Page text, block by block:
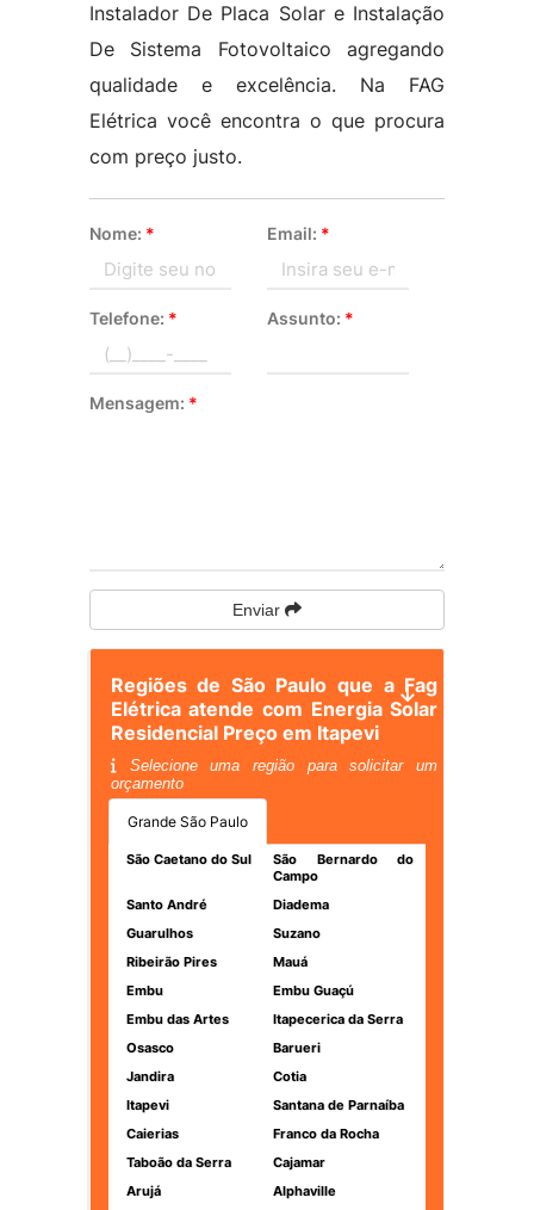
Instalador De Placa Solar e Instalação
De Sistema Fotovoltaico agregando
qualidade e excelência. Na FAG
Elétrica você encontra o que procura
com preço justo.
Nome: * Email: *
Telefone: * Assunto: *
Mensagem: *
Enviar
Regiões de São Paulo que a Fag
Elétrica atende com Energia Solar
Residencial Preço em Itapevi
Selecione uma região para solicitar um
orçamento
Grande São Paulo
São Caetano do Sul
São Bernardo do
Campo
Santo André
Diadema
Guarulhos
Suzano
Ribeirão Pires
Mauá
Embu
Embu Guaçú
Embu das Artes
Itapecerica da Serra
Osasco
Barueri
Jandira
Cotia
Itapevi
Santana de Parnaíba
Caierias
Franco da Rocha
Taboão da Serra
Cajamar
Arujá
Alphaville